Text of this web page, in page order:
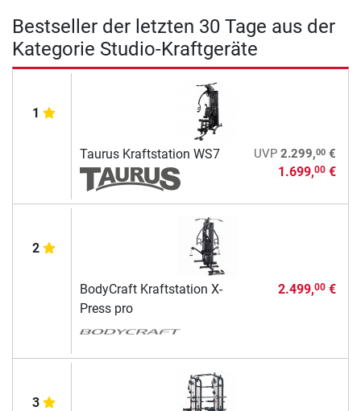
Bestseller der letzten 30 Tage aus der
Kategorie Studio-Kraftgeräte
1
Taurus Kraftstation WS7 UVP 2.299,00€
1.699,00€
2
BodyCraft Kraftstation X-
Press pro
2.499,00€
3